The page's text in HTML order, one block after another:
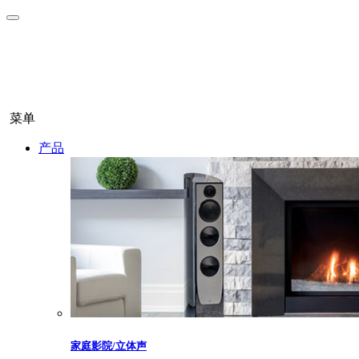
菜单
产品
家庭影院/立体声